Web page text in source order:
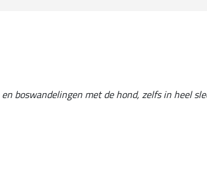
boswandelingen met de hond, zelfs in heel